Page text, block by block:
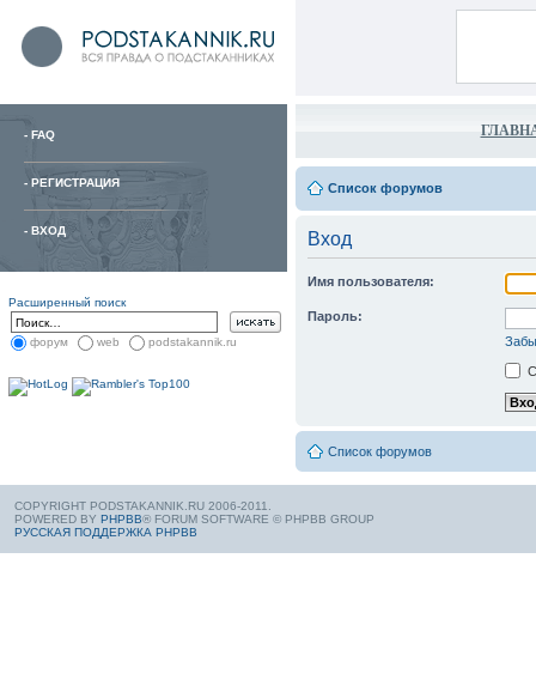
- FAQ
- РЕГИСТРАЦИЯ
- ВХОД
Расширенный поиск
форум web podstakannik.ru
Список форумов
Вход
Имя пользователя:
Пароль:
Список форумов
COPYRIGHT PODSTAKANNIK.RU 2006-2011.
POWERED BY PHPBB® FORUM SOFTWARE © PHPBB GROUP
РУССКАЯ ПОДДЕРЖКА PHPBB